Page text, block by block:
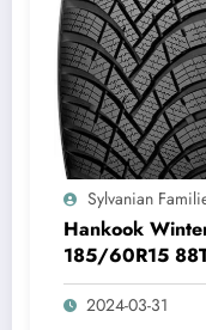
Sylvanian
Hankook
185/60R15
2024-03-31